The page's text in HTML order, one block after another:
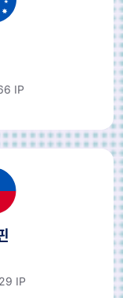
IP
IP